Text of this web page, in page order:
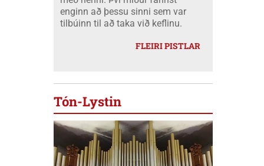
enginn að þessu sinni sem var
tilbúinn til að taka við keflinu.
FLEIRI PISTLAR
Tón-Lystin